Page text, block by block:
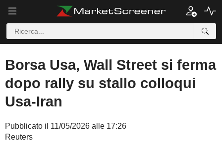
Borsa Usa, Wall Street si ferma
dopo rally su stallo colloqui
Usa-Iran
Pubblicato il 11/05/2026 alle 17:26
Reuters